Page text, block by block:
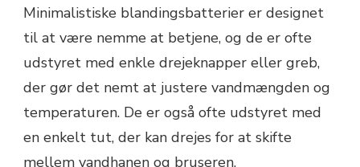
Minimalistiske blandingsbatterier er designet
til at være nemme at betjene, og de er ofte
udstyret med enkle drejeknapper eller greb,
der gør det nemt at justere vandmængden og
temperaturen. De er også ofte udstyret med
en enkelt tut, der kan drejes for at skifte
mellem vandhanen og bruseren.